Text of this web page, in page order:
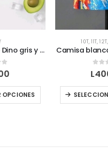
Short de baño de Dino gris y verde
5
OPCIONES
Este producto tiene múltiples variantes. Las opciones se pueden elegir en la página de producto
10T,11T,12T,
Camisa
L